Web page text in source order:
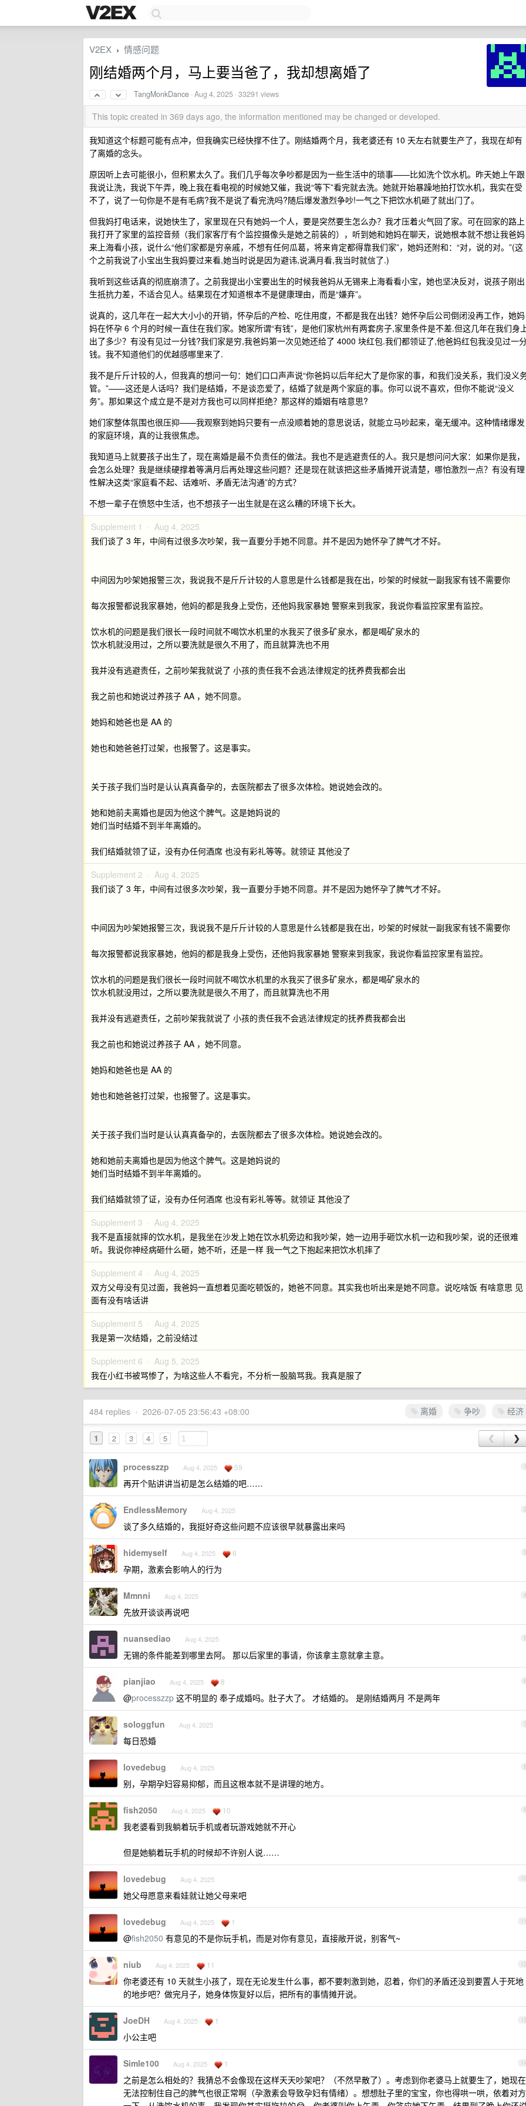
V2EX › 情感问题
刚结婚两个月，马上要当爸了，我却想离婚了
TangMonkDance ·Aug 4, 2025 · 33291 views
This topic created in 369 days ago, the information mentioned may be changed or developed.
我知道这个标题可能有点冲，但我确实已经快撑不住了。刚结婚两个月，我老婆还有 10 天左右就要生产了，我现在却有
了离婚的念头。
原因听上去可能很小，但积累太久了。我们几乎每次争吵都是因为一些生活中的琐事——比如洗个饮水机。昨天她上午跟
我说让洗，我说下午弄，晚上我在看电视的时候她又催，我说“等下”看完就去洗。她就开始暴躁地拍打饮水机，我实在受
不了，说了一句你是不是有毛病?我不是说了看完洗吗?随后爆发激烈争吵!一气之下把饮水机砸了就出门了。
但我妈打电话来，说她快生了，家里现在只有她妈一个人，要是突然要生怎么办？我才压着火气回了家。可在回家的路上
我打开了家里的监控音频（我们家客厅有个监控摄像头是她之前装的），听到她和她妈在聊天，说她根本就不想让我爸妈
来上海看小孩，说什么“他们家都是穷亲戚，不想有任何瓜葛，将来肯定都得靠我们家”，她妈还附和：“对，说的对。”(这
个之前我说了小宝出生我妈要过来看,她当时说是因为避讳,说满月看,我当时就信了.)
我听到这些话真的彻底崩溃了。之前我提出小宝要出生的时候我爸妈从无锡来上海看看小宝，她也坚决反对，说孩子刚出
生抵抗力差，不适合见人。结果现在才知道根本不是健康理由，而是“嫌弃”。
说真的，这几年在一起大大小小的开销，怀孕后的产检、吃住用度，不都是我在出钱？她怀孕后公司倒闭没再工作，她妈
妈在怀孕 6 个月的时候一直住在我们家。她家所谓“有钱”，是他们家杭州有两套房子,家里条件是不差.但这几年在我们身
出了多少？有没有见过一分钱?我们家是穷,我爸妈第一次见她还给了 4000 块红包.我们都领证了,他爸妈红包我没见过一
钱。我不知道他们的优越感哪里来了.
我不是斤斤计较的人，但我真的想问一句：她们口口声声说“你爸妈以后年纪大了是你家的事，和我们没关系，我们没义
管。”——这还是人话吗？我们是结婚，不是谈恋爱了，结婚了就是两个家庭的事。你可以说不喜欢，但你不能说“没义
务”。那如果这个成立是不是对方我也可以同样拒绝？那这样的婚姻有啥意思?
她们家整体氛围也很压抑——我观察到她妈只要有一点没顺着她的意思说话，就能立马吵起来，毫无缓冲。这种情绪爆发
的家庭环境，真的让我很焦虑。
我知道马上就要孩子出生了，现在离婚是最不负责任的做法。我也不是逃避责任的人。我只是想问问大家：如果你是我，
会怎么处理？我是继续硬撑着等满月后再处理这些问题？还是现在就该把这些矛盾摊开说清楚，哪怕激烈一点？有没有理
性解决这类“家庭看不起、话难听、矛盾无法沟通”的方式？
不想一辈子在愤怒中生活，也不想孩子一出生就是在这么糟的环境下长大。
Supplement 1 · Aug 4, 2025
我们谈了 3 年，中间有过很多次吵架，我一直要分手她不同意。并不是因为她怀孕了脾气才不好。
中间因为吵架她报警三次，我说我不是斤斤计较的人意思是什么钱都是我在出，吵架的时候就一副我家有钱不需要你
每次报警都说我家暴她，他妈的都是我身上受伤，还他妈我家暴她 警察来到我家，我说你看监控家里有监控。
饮水机的问题是我们很长一段时间就不喝饮水机里的水我买了很多矿泉水，都是喝矿泉水的
饮水机就没用过，之所以要洗就是很久不用了，而且就算洗也不用
我并没有逃避责任，之前吵架我就说了 小孩的责任我不会逃法律规定的抚养费我都会出
我之前也和她说过养孩子 AA ，她不同意。
她妈和她爸也是 AA 的
她也和她爸爸打过架，也报警了。这是事实。
关于孩子我们当时是认认真真备孕的，去医院都去了很多次体检。她说她会改的。
她和她前夫离婚也是因为他这个脾气。这是她妈说的
她们当时结婚不到半年离婚的。
我们结婚就领了证，没有办任何酒席 也没有彩礼等等。就领证 其他没了
Supplement 2 · Aug 4, 2025
我们谈了 3 年，中间有过很多次吵架，我一直要分手她不同意。并不是因为她怀孕了脾气才不好。
中间因为吵架她报警三次，我说我不是斤斤计较的人意思是什么钱都是我在出，吵架的时候就一副我家有钱不需要你
每次报警都说我家暴她，他妈的都是我身上受伤，还他妈我家暴她 警察来到我家，我说你看监控家里有监控。
饮水机的问题是我们很长一段时间就不喝饮水机里的水我买了很多矿泉水，都是喝矿泉水的
饮水机就没用过，之所以要洗就是很久不用了，而且就算洗也不用
我并没有逃避责任，之前吵架我就说了 小孩的责任我不会逃法律规定的抚养费我都会出
我之前也和她说过养孩子 AA ，她不同意。
她妈和她爸也是 AA 的
她也和她爸爸打过架，也报警了。这是事实。
关于孩子我们当时是认认真真备孕的，去医院都去了很多次体检。她说她会改的。
她和她前夫离婚也是因为他这个脾气。这是她妈说的
她们当时结婚不到半年离婚的。
我们结婚就领了证，没有办任何酒席 也没有彩礼等等。就领证 其他没了
Supplement 3 · Aug 4, 2025
我不是直接就摔的饮水机，是我坐在沙发上她在饮水机旁边和我吵架，她一边用手砸饮水机一边和我吵架，说的还很难
听。我说你神经病砸什么砸，她不听，还是一样 我一气之下抱起来把饮水机摔了
Supplement 4 · Aug 4, 2025
双方父母没有见过面，我爸妈一直想着见面吃顿饭的，她爸不同意。其实我也听出来是她不同意。说吃啥饭 有啥意思 见
面有没有啥话讲
Supplement 5 · Aug 4, 2025
我是第一次结婚，之前没结过
Supplement 6 · Aug 5, 2025
我在小红书被骂惨了，为啥这些人不看完，不分析一股脑骂我。我真是服了
离婚 争吵 经济
484 replies • 2026-07-05 23:56:43 +08:00
1 2 3 4 5 ❮ ❯
1
processzzp Aug 4, 2025 59
再开个贴讲讲当初是怎么结婚的吧……
2
EndlessMemory Aug 4, 2025
谈了多久结婚的，我挺好奇这些问题不应该很早就暴露出来吗
3
hidemyself Aug 4, 2025 6
孕期，激素会影响人的行为
4
Mmnni Aug 4, 2025
先放开谈谈再说吧
5
nuansediao Aug 4, 2025
无锡的条件能差到哪里去阿。 那以后家里的事请，你该拿主意就拿主意。
6
pianjiao Aug 4, 2025 8
@processzzp 这不明显的 奉子成婚吗。肚子大了。 才结婚的。 是刚结婚两月 不是两年
7
sologgfun Aug 4, 2025
每日恐婚
8
lovedebug Aug 4, 2025
别，孕期孕妇容易抑郁，而且这根本就不是讲理的地方。
9
fish2050 Aug 4, 2025 10
我老婆看到我躺着玩手机或者玩游戏她就不开心
但是她躺着玩手机的时候却不许别人说……
10
lovedebug Aug 4, 2025
她父母愿意来看娃就让她父母来吧
11
lovedebug Aug 4, 2025 1
@fish2050 有意见的不是你玩手机，而是对你有意见，直接敞开说，别客气~
12
niub Aug 4, 2025 11
你老婆还有 10 天就生小孩了，现在无论发生什么事，都不要刺激到她，忍着，你们的矛盾还没到要置人于死地
的地步吧？做完月子，她身体恢复好以后，把所有的事情摊开说。
13
JoeDH Aug 4, 2025 1
小公主吧
14
Simle100 Aug 4, 2025 1
之前是怎么相处的？我猜总不会像现在这样天天吵架吧？（不然早散了）。考虑到你老婆马上就要生了，她现在
无法控制住自己的脾气也很正常啊（孕激素会导致孕妇有情绪）。想想肚子里的宝宝，你也得哄一哄，依着对方